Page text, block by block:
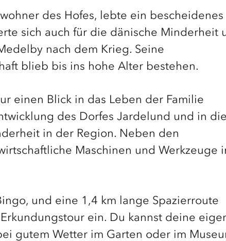
des Hofes, lebte ein bescheidenes
sich auch für die dänische Minderheit
nach dem Krieg. Seine
blieb bis ins hohe Alter bestehen.
einen Blick in das Leben der Familie
des Dorfes Jardelund und in die
in der Region. Neben den
Maschinen und Werkzeuge
und eine 1,4 km lange Spazierroute
ein. Du kannst deine
gutem Wetter im Garten oder im